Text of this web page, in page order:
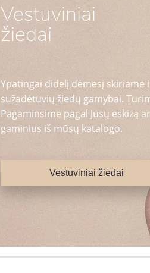
Vestuviniai
žiedai
Ypatingai didelį dėmesį
sužadėtuvių žiedų gamybai.
Pagaminsime pagal Jūsų eskizą
gaminius iš mūsų katalogo.
Vestuviniai žiedai